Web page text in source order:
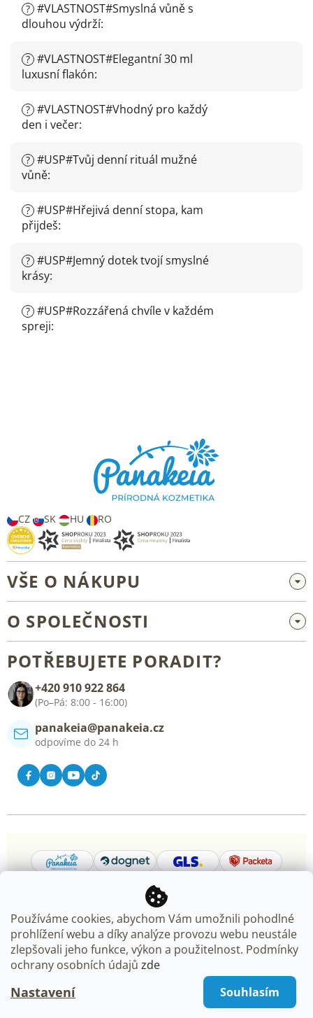
Používáme cookies, abychom Vám umožnili pohodlné
prohlížení webu a díky analýze provozu webu neustále
zlepšovali jeho funkce, výkon a použitelnost. Podmínky
ochrany osobních údajů zde
Nastavení Souhlasím
? #VLASTNOST#Smyslná vůně s
dlouhou výdrží:
? #VLASTNOST#Elegantní 30 ml
luxusní flakón:
? #VLASTNOST#Vhodný pro každý
den i večer:
? #USP#Tvůj denní rituál mužné
vůně:
? #USP#Hřejivá denní stopa, kam
přijdeš:
? #USP#Jemný dotek tvojí smyslné
krásy:
? #USP#Rozzářená chvíle v každém
spreji:
CZ SK HU RO
VŠE O NÁKUPU
Velkoobchod a spolupráce
Všeobecné obchodní podmínky
O SPOLEČNOSTI
Kontakt
POTŘEBUJETE PORADIT?
+420 910 922 864
(Po–Pá: 8:00 - 16:00)
panakeia@panakeia.cz
odpovíme do 24 h
Vytvořil Shoptet Premium
Copyright 2026Panakeia.cz. Všechna práva vyhrazena.
Upravit nastavení cookies